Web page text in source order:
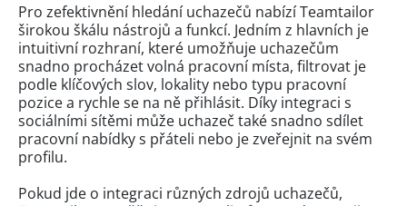
Pro zefektivnění hledání uchazečů nabízí Teamtailor
širokou škálu nástrojů a funkcí. Jedním z hlavních je
intuitivní rozhraní, které umožňuje uchazečům
snadno procházet volná pracovní místa, filtrovat je
podle klíčových slov, lokality nebo typu pracovní
pozice a rychle se na ně přihlásit. Díky integraci s
sociálními sítěmi může uchazeč také snadno sdílet
pracovní nabídky s přáteli nebo je zveřejnit na svém
profilu.
Pokud jde o integraci různých zdrojů uchazečů,